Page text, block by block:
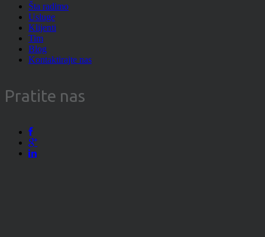
Šta radimo
Usluge
Klijenti
Tim
Blog
Kontaktirajte nas
Pratite nas